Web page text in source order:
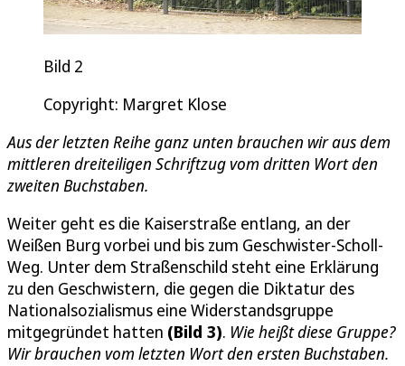
Bild 2
Copyright: Margret Klose
Aus der letzten Reihe ganz unten brauchen wir aus dem
mittleren dreiteiligen Schriftzug vom dritten Wort den
zweiten Buchstaben.
Weiter geht es die Kaiserstraße entlang, an der
Weißen Burg vorbei und bis zum Geschwister-Scholl-
Weg. Unter dem Straßenschild steht eine Erklärung
zu den Geschwistern, die gegen die Diktatur des
Nationalsozialismus eine Widerstandsgruppe
mitgegründet hatten (Bild 3). Wie heißt diese Gruppe?
Wir brauchen vom letzten Wort den ersten Buchstaben.